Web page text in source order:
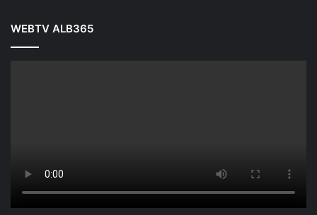
WEBTV ALB365